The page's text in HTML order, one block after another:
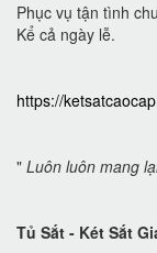
Phục vụ tận tình
Kể cả ngày lễ.
https://
" Luôn luôn mang
Tủ Sắt - Két Sắt